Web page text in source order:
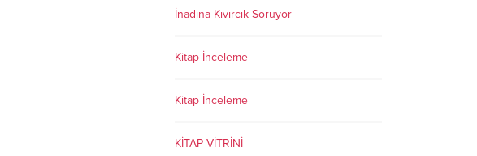
İnadına Kıvırcık Soruyor
Kitap İnceleme
Kitap İnceleme
KİTAP VİTRİNİ